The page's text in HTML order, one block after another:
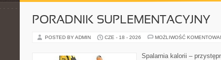
PORADNIK SUPLEMENTACYJNY
POSTED BY ADMIN CZE - 18 - 2026 MOŻLIWOŚĆ
Spalarnia kalorii –